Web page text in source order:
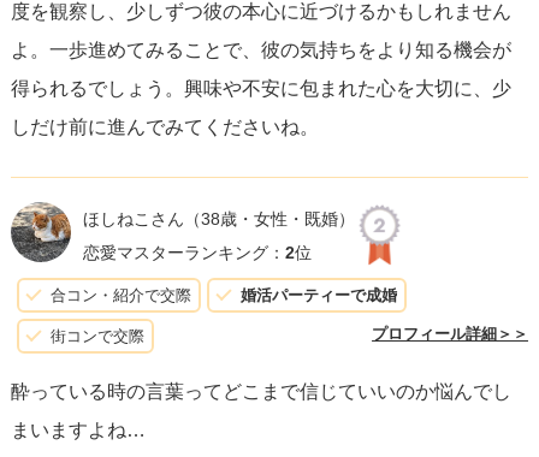
度を観察し、少しずつ彼の本心に近づけるかもしれません
よ。一歩進めてみることで、彼の気持ちをより知る機会が
得られるでしょう。興味や不安に包まれた心を大切に、少
しだけ前に進んでみてくださいね。
ほしねこさん （38歳・女性・既婚）
恋愛マスターランキング： 2位
合コン・紹介で交際 婚活パーティーで成婚
街コンで交際 プロフィール詳細＞＞
酔っている時の言葉ってどこまで信じていいのか悩んでし
まいますよね…